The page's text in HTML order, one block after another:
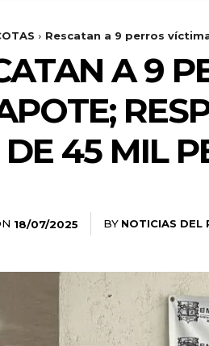
Rescatan a 9 perros
A 9
45 MIL
18/07/2025 BY NOTICIAS DEL